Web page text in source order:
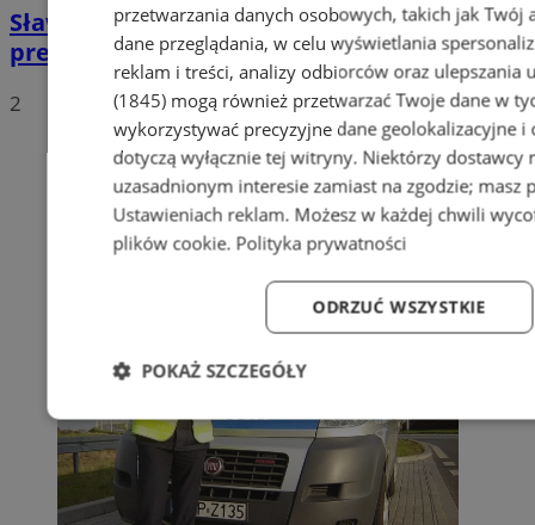
Sława Umińska-Duraj ponownie na fotelu
prezydenckim
2
przetwarzania danych osobowych, takich jak
dane przeglądania, w celu wyświetlania
reklam i treści, analizy odbiorców oraz ulepszania
(1845)mogą również przetwarzać Twoje dane w
wykorzystywać precyzyjne dane geolokalizacyjne
dotyczą wyłącznie tej witryny. Niektórzy dostawcy
uzasadnionym interesie zamiast na zgodzie; masz
Ustawieniach reklam. Możesz w każdej chwili
plików cookie. Polityka prywatności
ODRZUĆ WSZYSTKIE
POKAŻ SZCZEGÓŁY
Niezbędne Wydajność Targetowanie